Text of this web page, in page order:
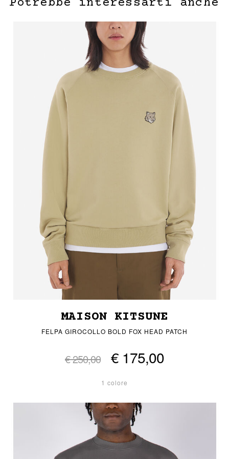
MAISON KITSUNE
FELPA GIROCOLLO BOLD FOX HEAD PATCH
€ 250,00 € 175,00
1 colore